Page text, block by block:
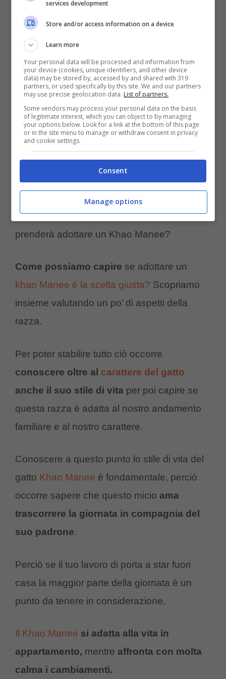
particolari non ha grossi problemi di
socializzazione
abituarsi a nuove persone e nuovi posti.
Potrebbe interessarti anche:
Alimentazione del Khao Manee: cibi, dosi
e frequenza dei pasti
Stile di vita ed esigenze del
Alcune razze necessitano di più attenzioni di
altre e come fare a capire quanto tempo ci
prenderà adottare un Khao Manee?
Come possiamo capire se adottare un
khao Manee è la scelta giusta? Scopriamo
insieme valutando un po’ di aspetti della
razza.
Per poter stabilire tutto ciò occorre
conoscere oltre al carattere del gatto
anche il suo stile di vita per poi capire se
questa razza è adatta al nostro andamento
familiare e al nostro carattere.
Conoscere a questo punto lo stile di vita del
gatto Khao Manee è fondamentale, perciò
occorre sapere che questo micio ama
trascorrere la giornata in compagnia del
suo padrone.
Perciò se il tuo lavoro di porta a star fuori
casa la maggior parte della giornata è un
punto da tenere in considerazione.
Il Khao Manee si adatta alla vita in
appartamento, mentre affronta con molta
calma i cambiamenti.
services development
Store and/or access information on a device
Learn more
Your personal data will be processed and information from
your device (cookies, unique identifiers, and other device
data) may be stored by, accessed by and shared with 319
partners, or used specifically by this site. We and our partners
may use precise geolocation data. List of partners.
Some vendors may process your personal data on the basis
of legitimate interest, which you can object to by managing
your options below. Look for a link at the bottom of this page
or in the site menu to manage or withdraw consent in privacy
and cookie settings.
Consent
Manage options